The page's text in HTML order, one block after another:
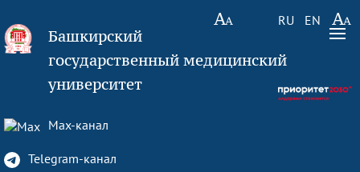
RU EN
Башкирский
государственный медицинский
университет
Max-канал
Telegram-канал